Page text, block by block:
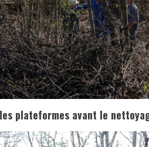
plateformes avant le